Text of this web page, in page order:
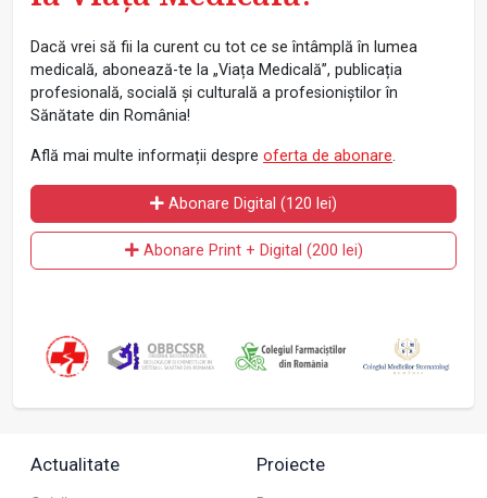
Dacă vrei să fii la curent cu tot ce se întâmplă în lumea
medicală, abonează-te la „Viața Medicală”, publicația
profesională, socială și culturală a profesioniștilor în
Sănătate din România!
Află mai multe informații despre oferta de abonare.
Abonare Digital (120 lei)
Abonare Print + Digital (200 lei)
Actualitate Proiecte